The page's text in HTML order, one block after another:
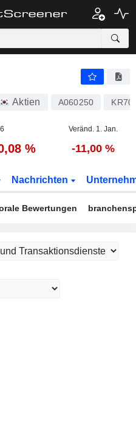
Aktien A060250
Veränd. 1. Jan.
% -11,00 %
Nachrichten
Bewertungen